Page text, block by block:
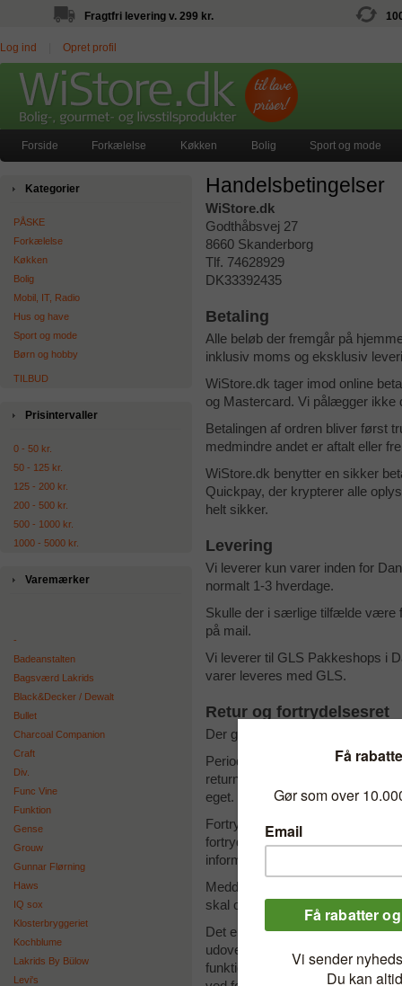
Fragtfri levering v. 299 kr.
Log ind Opret profil
Forside Forkælelse Køkken Bolig Sport og mode
Kategorier
PÅSKE
Forkælelse
Køkken
Bolig
Mobil, IT, Radio
Hus og have
Sport og mode
Børn og hobby
TILBUD
Prisintervaller
0 - 50 kr.
50 - 125 kr.
125 - 200 kr.
200 - 500 kr.
500 - 1000 kr.
1000 - 5000 kr.
Varemærker
-
Badeanstalten
Bagsværd Lakrids
Black&Decker / Dewalt
Bullet
Charcoal Companion
Craft
Div.
Func Vine
Funktion
Gense
Grouw
Gunnar Flørning
Haws
IQ sox
Klosterbryggeriet
Kochblume
Lakrids By Bülow
Levi's
Handelsbetingelser
WiStore.dk
Godthåbsvej 27
8660 Skanderborg
Tlf. 74628929
DK33392435
Betaling
Alle beløb der fremgår på
inklusiv moms og eksklusiv
WiStore.dk tager imod online
og Mastercard. Vi pålægger ikke
Betalingen af ordren bliver først
medmindre andet er aftalt eller
WiStore.dk benytter en sikker
Quickpay, der krypterer alle
helt sikker.
Levering
Vi leverer kun varer inden for
normalt 1-3 hverdage.
Skulle der i særlige tilfælde være
på mail.
Vi leverer til GLS Pakkeshops i
varer leveres med GLS.
Retur og fortrydelsesret
Der gives 100 dages fuld
Perioden regnes fra den dag,
returneringsomkostninger
eget.
Fortrydelse skal meldes til os
fortrydelsen skal ordren være os
informeret om dit brug af
Meddelelsen skal gives pr. mail
skal oplyse, at du ønsker at
Det er op til WiStore.dk at
udover hvad der er nødvendigt
funktion, betragtes den som